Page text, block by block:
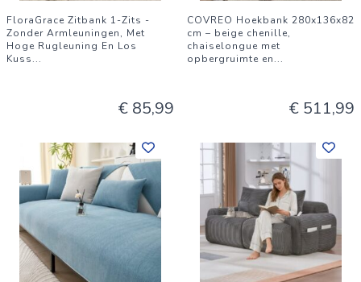
FloraGrace Zitbank 1-Zits -
Zonder Armleuningen, Met
Hoge Rugleuning En Los
Kuss...
€ 85,99
COVREO Hoekbank 280x136x82
cm – beige chenille,
chaiselongue met
opbergruimte en...
€ 511,99